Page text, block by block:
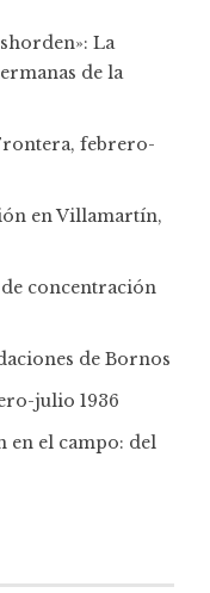
La
de la
febrero-
en Villamartín,
concentración
de Bornos
julio 1936
en el campo: del